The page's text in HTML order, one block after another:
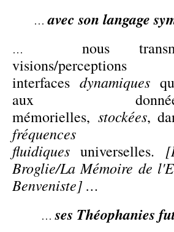
…avec son langage
… nous
visions/
interfaces dynamiques
aux données/
mémorielles, stockées,
fréquences
fluidiques universelles.
Broglie/La Mémoire de
Benveniste] …
…ses Théophanies